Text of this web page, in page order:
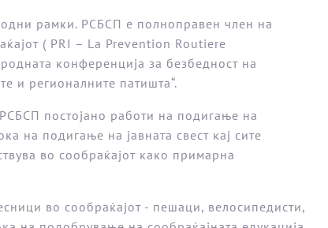
рамки. РСБСП е полноправен член на
( РRI – La Prevention Routiere
конференција за безбедност на
и регионалните патишта“.
постојано работи на подигање на
на подигање на јавната свест кај сите
во сообраќајот како примарна
во сообраќајот - пешаци, велосипедисти,